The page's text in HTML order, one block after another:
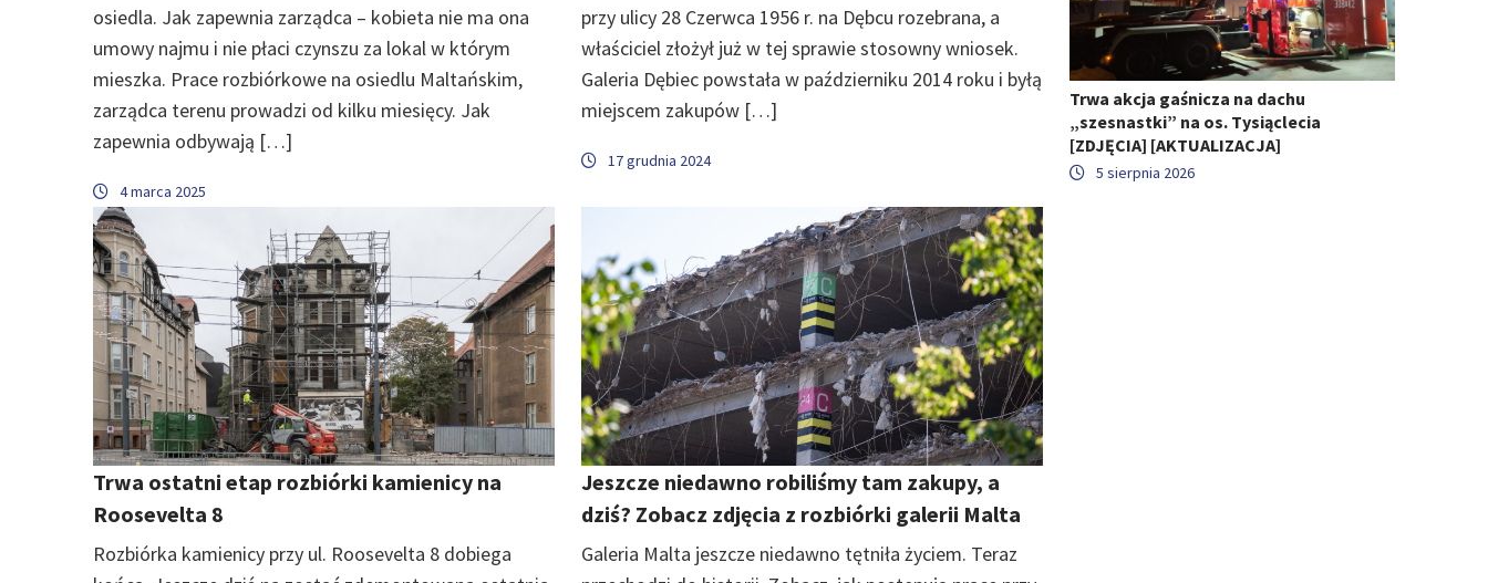
osiedla. Jak zapewnia zarządca – kobieta nie ma ona
umowy najmu i nie płaci czynszu za lokal w którym
mieszka. Prace rozbiórkowe na osiedlu Maltańskim,
zarządca terenu prowadzi od kilku miesięcy. Jak
zapewnia odbywają […]
4 marca 2025
przy ulicy 28 Czerwca 1956 r. na Dębcu rozebrana, a
właściciel złożył już w tej sprawie stosowny wniosek.
Galeria Dębiec powstała w październiku 2014 roku i byłą
miejscem zakupów […]
17 grudnia 2024
Trwa ostatni etap rozbiórki kamienicy na
Roosevelta 8
Rozbiórka kamienicy przy ul. Roosevelta 8 dobiega
Jeszcze niedawno robiliśmy tam zakupy, a
dziś? Zobacz zdjęcia z rozbiórki galerii Malta
Galeria Malta jeszcze niedawno tętniła życiem. Teraz
Trwa akcja gaśnicza na dachu
„szesnastki” na os. Tysiąclecia
[ZDJĘCIA] [AKTUALIZACJA]
5 sierpnia 2026